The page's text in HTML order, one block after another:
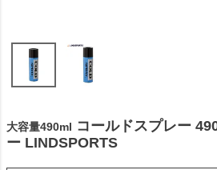
大容量490ml コールドスプレー
ー LINDSPORTS